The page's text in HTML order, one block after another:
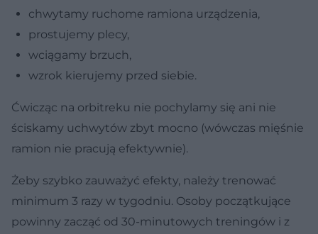
chwytamy ruchome ramiona urządzenia,
prostujemy plecy,
wciągamy brzuch,
wzrok kierujemy przed siebie.
Ćwicząc na orbitreku nie pochylamy się ani nie
ściskamy uchwytów zbyt mocno (wówczas mięśnie
ramion nie pracują efektywnie).
Żeby szybko zauważyć efekty, należy trenować
minimum 3 razy w tygodniu. Osoby początkujące
powinny zacząć od 30-minutowych treningów i z